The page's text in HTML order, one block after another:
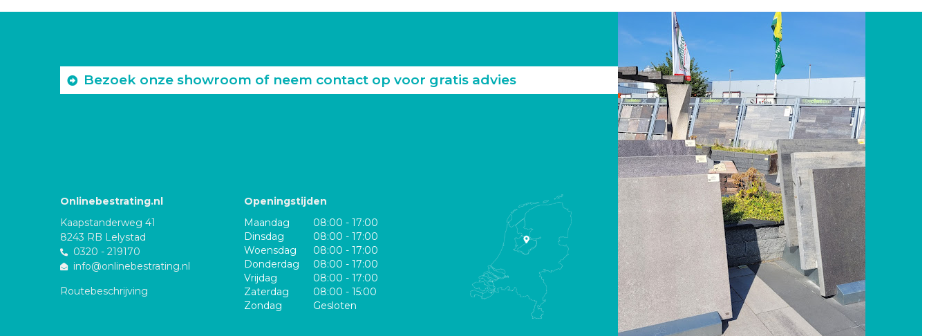
Bezoek onze showroom of neem contact op voor gratis advies
Onlinebestrating.nl
Kaapstanderweg 41
8243 RB Lelystad
0320 - 219170
info@onlinebestrating.nl
Routebeschrijving
Openingstijden
Maandag
08:00 - 17:00
Dinsdag
08:00 - 17:00
Woensdag
08:00 - 17:00
Donderdag
08:00 - 17:00
Vrijdag
08:00 - 17:00
Zaterdag
08:00 - 15:00
Zondag
Gesloten